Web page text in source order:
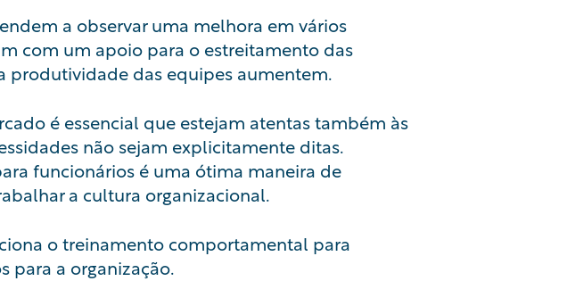
a observar uma melhora em vários
com um apoio para o estreitamento das
produtividade das equipes aumentem.
é essencial que estejam atentas também às
não sejam explicitamente ditas.
funcionários é uma ótima maneira de
a cultura organizacional.
o treinamento comportamental para
para a organização.